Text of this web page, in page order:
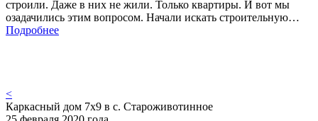
строили. Даже в них не жили. Только квартиры. И вот мы
озадачились этим вопросом. Начали искать строительную…
Подробнее
<
Каркасный дом 7х9 в с. Староживотинное